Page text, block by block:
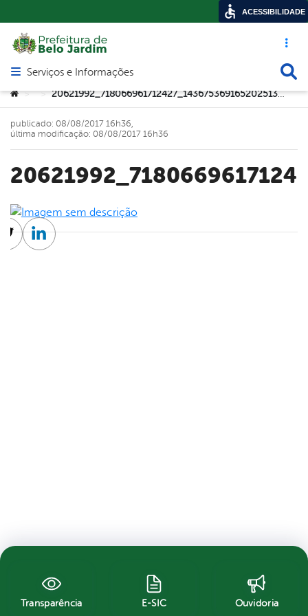
Acesso
Abrir menu principal de navegação
Serviços e Informações
Você está aqui:
> > 20621992_718066961712427_1436753691652025135_n
publicado: 08/08/2017 16h36,
última modificação: 08/08/2017 16h36
TwitterLinkedin
Transparência E-SIC Ouvidoria
ACESSIBILIDADE